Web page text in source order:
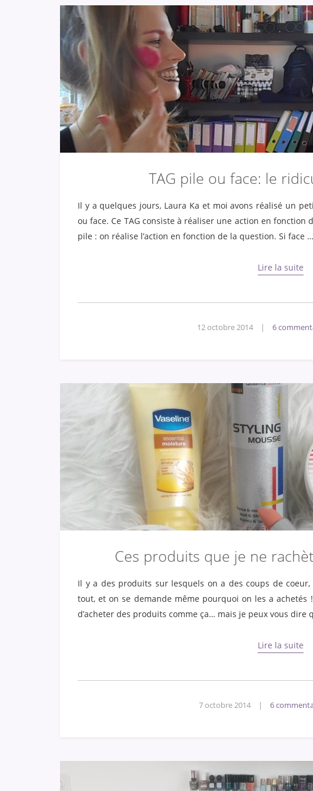
TAG pile ou face: le
Il y a quelques jours, Laura Ka et moi avons réalisé un
ou face. Ce TAG consiste à réaliser une action en
pile : on réalise l’action en fonction de la question. Si face …
Lire la suite
12 octobre 2014 | 6
Ces produits que je ne
Il y a des produits sur lesquels on a des coups de
tout, et on se demande même pourquoi on les a achetés
d’acheter des produits comme ça… mais je peux vous dire
Lire la suite
7 octobre 2014 | 6